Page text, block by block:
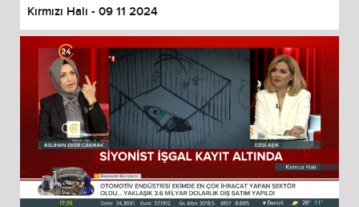
Kırmızı Halı - 09 11 2024